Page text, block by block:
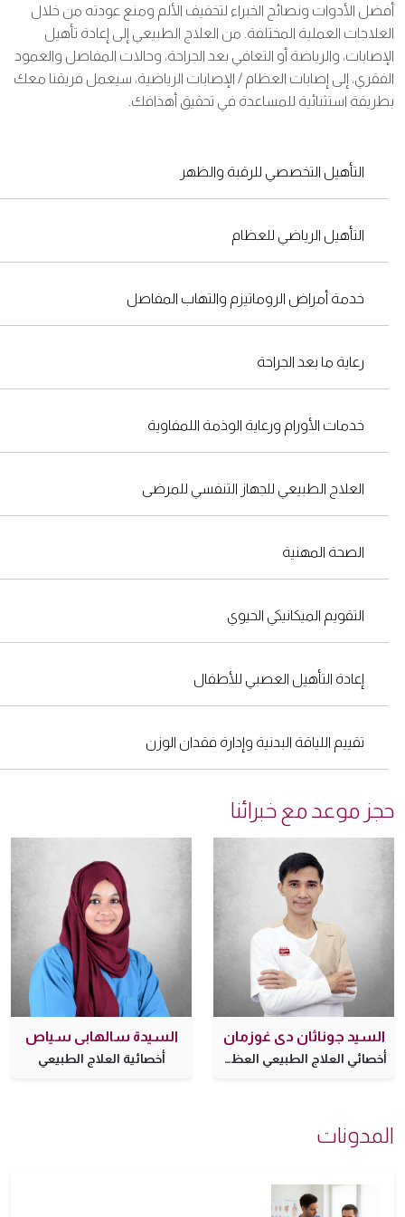
الأدوات ونصائح الخبراء لتخفيف الألم ومنع عودته من خلال
العملية المختلفة. من العلاج الطبيعي إلى إعادة تأهيل
والرياضة أو التعافي بعد الجراحة، وحالات المفاصل والعمود
إلى إصابات العظام / الإصابات الرياضية، سيعمل فريقنا معك
استثنائية للمساعدة في تحقيق أهدافك.
التأهيل التخصصي للرقبة والظهر
التأهيل الرياضي للعظام
خدمة أمراض الروماتيزم والتهاب المفاصل
رعاية ما بعد الجراحة
خدمات الأورام ورعاية الوذمة اللمفاوية
العلاج الطبيعي للجهاز التنفسي للمرضى
الصحة المهنية
التقويم الميكانيكي الحيوي
إعادة التأهيل العصبي للأطفال
تقييم اللياقة البدنية وإدارة فقدان الوزن
موعد مع خبرائنا
جوناثان دي غوزمان
أخصائي العلاج الطبيعي العظمي
السيدة سالهابي سياص
أخصائية العلاج الطبيعي